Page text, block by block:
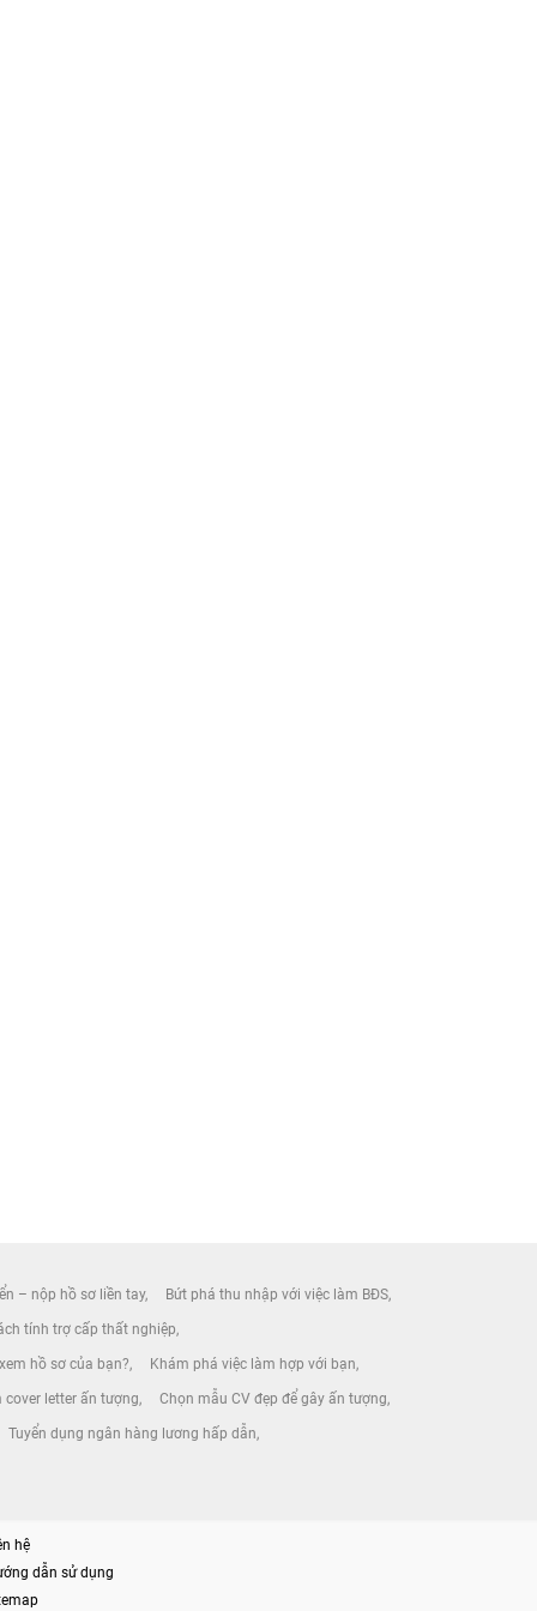
– nộp hồ sơ liền tay Bứt phá thu nhập với việc làm BĐS
tính trợ cấp thất nghiệp
hồ sơ của bạn? Khám phá việc làm hợp với bạn
cover letter ấn tượng Chọn mẫu CV đẹp để gây ấn tượng
Tuyển dụng ngân hàng lương hấp dẫn
hệ
dẫn sử dụng